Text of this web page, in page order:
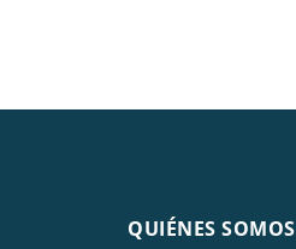
QUIÉNES SOMOS